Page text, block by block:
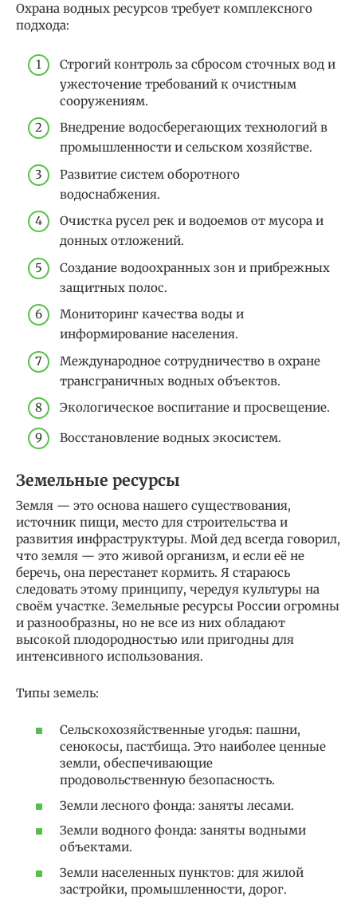
Охрана водных ресурсов требует комплексного
подхода:
Строгий контроль за сбросом сточных вод и
ужесточение требований к очистным
сооружениям.
Внедрение водосберегающих технологий в
промышленности и сельском хозяйстве.
Развитие систем оборотного
водоснабжения.
Очистка русел рек и водоемов от мусора и
донных отложений.
Создание водоохранных зон и прибрежных
защитных полос.
Мониторинг качества воды и
информирование населения.
Международное сотрудничество в охране
трансграничных водных объектов.
Экологическое воспитание и просвещение.
Восстановление водных экосистем.
Земельные ресурсы
Земля — это основа нашего существования,
источник пищи, место для строительства и
развития инфраструктуры. Мой дед всегда говорил,
что земля — это живой организм, и если её не
беречь, она перестанет кормить. Я стараюсь
следовать этому принципу, чередуя культуры на
своём участке. Земельные ресурсы России огромны
и разнообразны, но не все из них обладают
высокой плодородностью или пригодны для
интенсивного использования.
Типы земель:
Сельскохозяйственные угодья: пашни,
сенокосы, пастбища. Это наиболее ценные
земли, обеспечивающие
продовольственную безопасность.
Земли лесного фонда: заняты лесами.
Земли водного фонда: заняты водными
объектами.
Земли населенных пунктов: для жилой
застройки, промышленности, дорог.